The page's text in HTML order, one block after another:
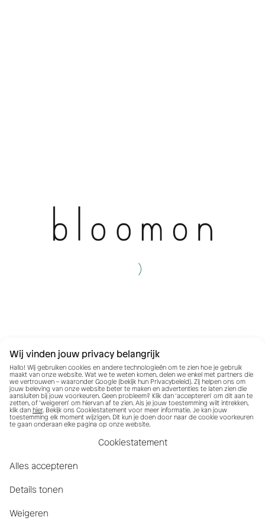
Wij vinden jouw privacy belangrijk
Hallo! Wij gebruiken cookies en andere technologieën om te zien hoe je gebruik
maakt van onze website. Wat we te weten komen, delen we enkel met partners die
we vertrouwen – waaronder Google (bekijk hun Privacybeleid). Zij helpen ons om
jouw beleving van onze website beter te maken en advertenties te laten zien die
aansluiten bij jouw voorkeuren. Geen probleem? Klik dan ‘accepteren’ om dit aan te
zetten, of ‘weigeren’ om hiervan af te zien. Als je jouw toestemming wilt intrekken,
klik dan hier. Bekijk ons Cookiestatement voor meer informatie. Je kan jouw
toestemming elk moment wijzigen. Dit kun je doen door naar de cookie voorkeuren
te gaan onderaan elke pagina op onze website.
Cookiestatement
Alles accepteren
Details tonen
Weigeren